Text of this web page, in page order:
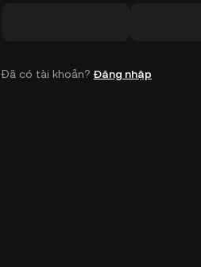
Đã có tài khoản? Đăng nhập